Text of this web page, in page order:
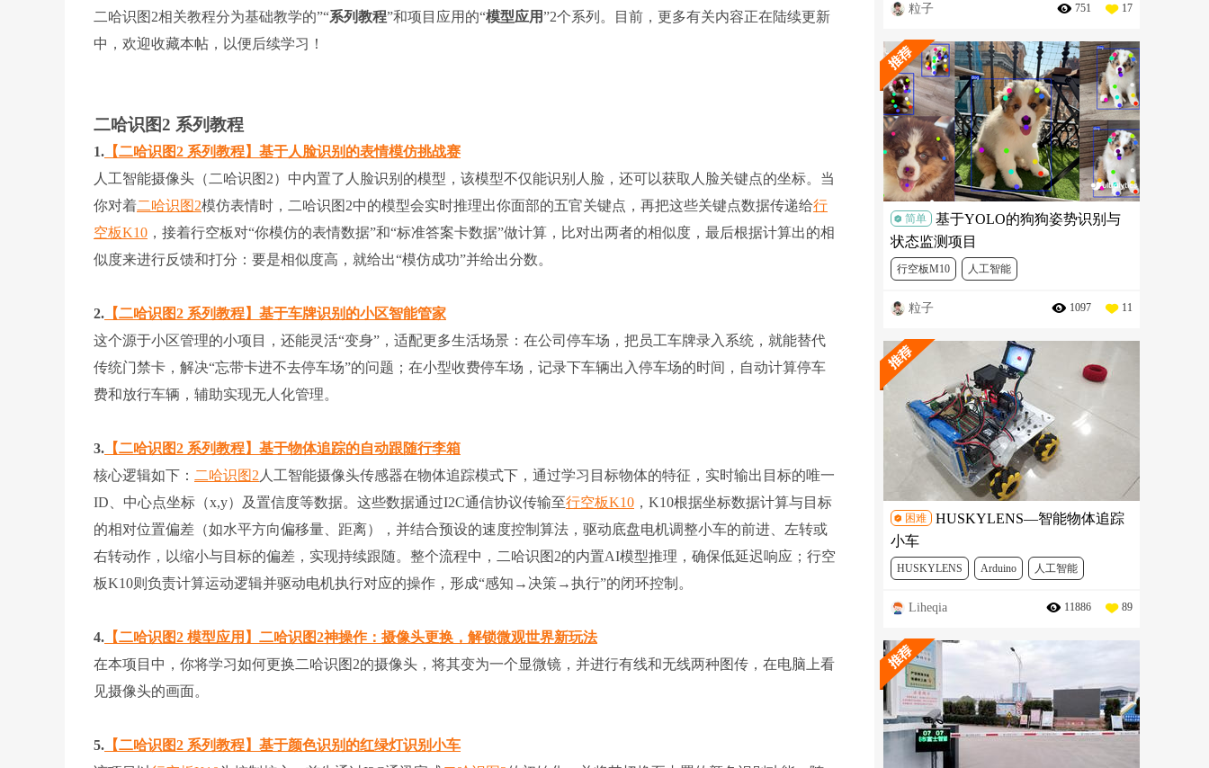
二哈识图2相关教程分为基础教学的”“系列教程”和项目应用的“模型应用”2个系列。目前，更多有关内容正在陆续更新
中，欢迎收藏本帖，以便后续学习！
二哈识图2 系列教程
1. 【二哈识图2 系列教程】基于人脸识别的表情模仿挑战赛
人工智能摄像头（二哈识图2）中内置了人脸识别的模型，该模型不仅能识别人脸，还可以获取人脸关键点的坐标。当
你对着二哈识图2模仿表情时，二哈识图2中的模型会实时推理出你面部的五官关键点，再把这些关键点数据传递给行
空板K10 ，接着行空板对“你模仿的表情数据”和“标准答案卡数据”做计算，比对出两者的相似度，最后根据计算出的相
似度来进行反馈和打分：要是相似度高，就给出“模仿成功”并给出分数。
2. 【二哈识图2 系列教程】基于车牌识别的小区智能管家
这个源于小区管理的小项目，还能灵活“变身”，适配更多生活场景：在公司停车场，把员工车牌录入系统，就能替代
传统门禁卡，解决“忘带卡进不去停车场”的问题；在小型收费停车场，记录下车辆出入停车场的时间，自动计算停车
费和放行车辆，辅助实现无人化管理。
3. 【二哈识图2 系列教程】基于物体追踪的自动跟随行李箱
核心逻辑如下： 二哈识图2 人工智能摄像头传感器在物体追踪模式下，通过学习目标物体的特征，实时输出目标的唯一
ID、中心点坐标（x,y）及置信度等数据。这些数据通过I2C通信协议传输至行空板K10 ，K10根据坐标数据计算与目标
的相对位置偏差（如水平方向偏移量、距离），并结合预设的速度控制算法，驱动底盘电机调整小车的前进、左转或
右转动作，以缩小与目标的偏差，实现持续跟随。整个流程中，二哈识图2的内置AI模型推理，确保低延迟响应；行空
板K10则负责计算运动逻辑并驱动电机执行对应的操作，形成“感知→决策→执行”的闭环控制。
4. 【二哈识图2 模型应用】二哈识图2神操作：摄像头更换，解锁微观世界新玩法
在本项目中，你将学习如何更换二哈识图2的摄像头，将其变为一个显微镜，并进行有线和无线两种图传，在电脑上看
见摄像头的画面。
5. 【二哈识图2 系列教程】基于颜色识别的红绿灯识别小车
粒子 751 17
简单
基于YOLO的狗狗姿势识别与
状态监测项目
行空板M10 人工智能
粒子 1097 11
困难
HUSKYLENS—智能物体追踪
小车
HUSKYLENS Arduino 人工智能
机器人 DFR0191
DFR0165 SER0030
Liheqia 11886 89